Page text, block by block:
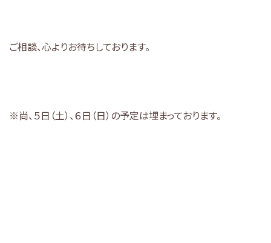
ご相談、心よりお待ちしております。
※尚、５日（土）、６日（日）の予定は埋まっております。